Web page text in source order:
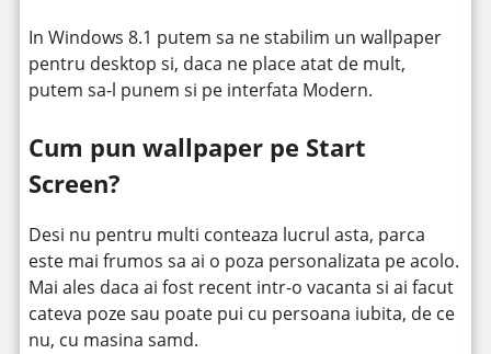
In Windows 8.1 putem sa ne stabilim un wallpaper
pentru desktop si, daca ne place atat de mult,
putem sa-l punem si pe interfata Modern.
Cum pun wallpaper pe Start
Screen?
Desi nu pentru multi conteaza lucrul asta, parca
este mai frumos sa ai o poza personalizata pe acolo.
Mai ales daca ai fost recent intr-o vacanta si ai facut
cateva poze sau poate pui cu persoana iubita, de ce
nu, cu masina samd.